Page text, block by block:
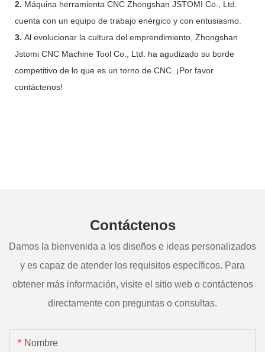
2. Máquina herramienta CNC Zhongshan JSTOMI Co., Ltd.
cuenta con un equipo de trabajo enérgico y con entusiasmo.
3. Al evolucionar la cultura del emprendimiento, Zhongshan
Jstomi CNC Machine Tool Co., Ltd. ha agudizado su borde
competitivo de lo que es un torno de CNC. ¡Por favor
contáctenos!
Contáctenos
Damos la bienvenida a los diseños e ideas personalizados
y es capaz de atender los requisitos específicos. Para
obtener más información, visite el sitio web o contáctenos
directamente con preguntas o consultas.
Nombre